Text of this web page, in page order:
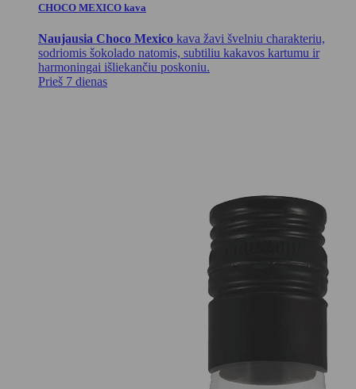
CHOCO MEXICO kava
Naujausia Choco Mexico kava žavi švelniu charakteriu,
sodriomis šokolado natomis, subtiliu kakavos kartumu ir
harmoningai išliekančiu poskoniu.
Prieš 7 dienas